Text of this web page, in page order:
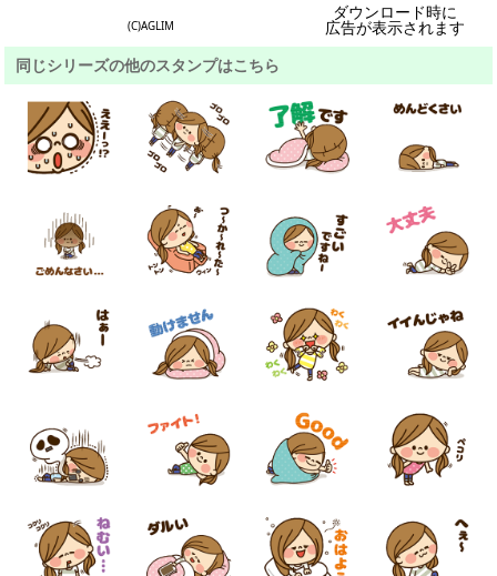
(C)AGLIM
ダウンロード時に
広告が表示されます
同じシリーズの他のスタンプはこちら